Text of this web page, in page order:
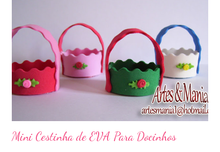
Mini Cestinha de EVA Para Docinhos